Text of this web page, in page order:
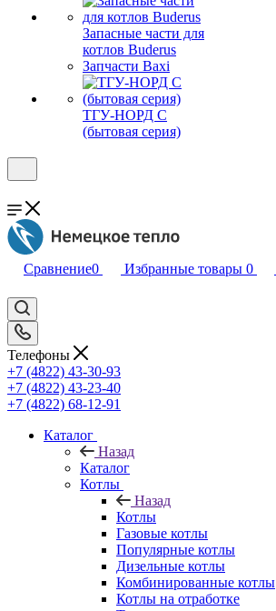
Запасные части для
котлов Buderus
Запчасти Baxi
ТГУ-НОРД С
(бытовая серия)
Сравнение0 Избранные товары 0
Телефоны
+7 (4822) 43-30-93
+7 (4822) 43-23-40
+7 (4822) 68-12-91
Каталог
Назад
Каталог
Котлы
Назад
Котлы
Газовые котлы
Популярные котлы
Дизельные котлы
Комбинированные котлы
Котлы на отработке